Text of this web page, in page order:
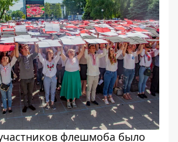
флешмоба было